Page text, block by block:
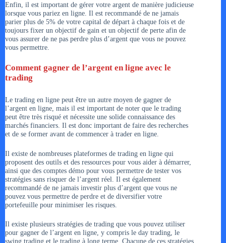
Enfin, il est important de gérer votre argent de manière judicieuse
lorsque vous pariez en ligne. Il est recommandé de ne jamais
parier plus de 5% de votre capital de départ à chaque fois et de
toujours fixer un objectif de gain et un objectif de perte afin de
vous assurer de ne pas perdre plus d’argent que vous ne pouvez
vous permettre.
Comment gagner de l’argent en ligne avec le
trading
Le trading en ligne peut être un autre moyen de gagner de
l’argent en ligne, mais il est important de noter que le trading
peut être très risqué et nécessite une solide connaissance des
marchés financiers. Il est donc important de faire des recherches
et de se former avant de commencer à trader en ligne.
Il existe de nombreuses plateformes de trading en ligne qui
proposent des outils et des ressources pour vous aider à démarrer,
ainsi que des comptes démo pour vous permettre de tester vos
stratégies sans risquer de l’argent réel. Il est également
recommandé de ne jamais investir plus d’argent que vous ne
pouvez vous permettre de perdre et de diversifier votre
portefeuille pour minimiser les risques.
Il existe plusieurs stratégies de trading que vous pouvez utiliser
pour gagner de l’argent en ligne, y compris le day trading, le
swing trading et le trading à long terme. Chacune de ces stratégies